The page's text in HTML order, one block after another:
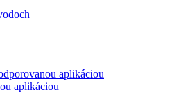
aplikáciou
aplikáciou